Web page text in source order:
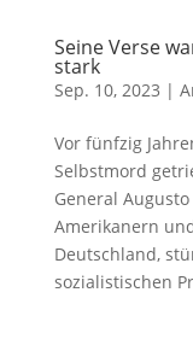
Seine Verse
stark
Sep. 10, 2023 |
Vor fünfzig
Selbstmord
General
Amerikanern
Deutschland,
sozialistischen